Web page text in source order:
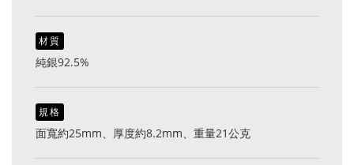
材質
純銀92.5%
規格
面寬約25mm、厚度約8.2mm、重量21公克